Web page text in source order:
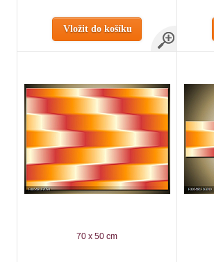
Vložit do košíku
70 x 50 cm